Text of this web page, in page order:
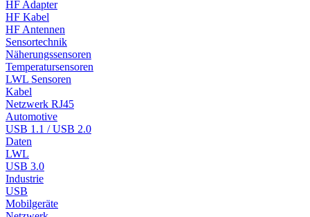
HF Adapter
HF Kabel
HF Antennen
Sensortechnik
Näherungssensoren
Temperatursensoren
LWL Sensoren
Kabel
Netzwerk RJ45
Automotive
USB 1.1 / USB 2.0
Daten
LWL
USB 3.0
Industrie
USB
Mobilgeräte